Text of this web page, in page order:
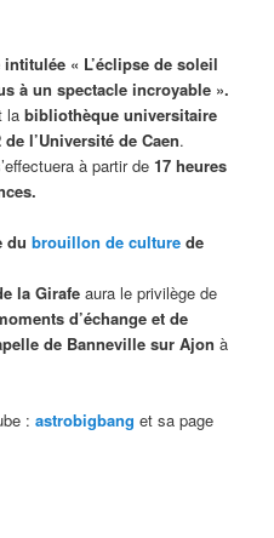
intitulée « L’éclipse de soleil
à un spectacle incroyable ».
la bibliothèque universitaire
l’Université de Caen.
à partir de 17 heures
dubrouillon de culture de
la Girafe aura le privilège de
d’échange et de
de Banneville sur Ajonà
: astrobigbang et sa page